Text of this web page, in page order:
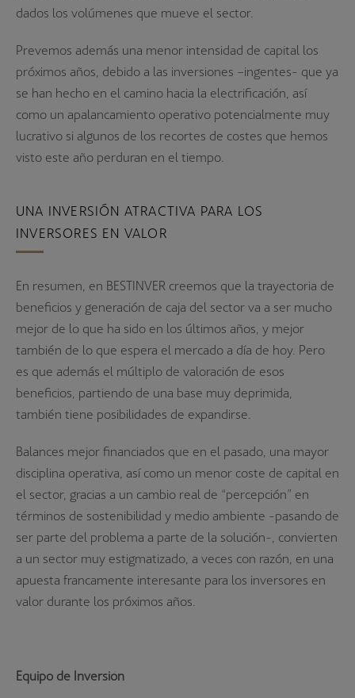
dados los volúmenes que mueve el sector.
Prevemos además una menor intensidad de capital los
próximos años, debido a las inversiones –ingentes- que ya
se han hecho en el camino hacia la electrificación, así
como un apalancamiento operativo potencialmente muy
lucrativo si algunos de los recortes de costes que hemos
visto este año perduran en el tiempo.
UNA INVERSIÓN ATRACTIVA PARA LOS
INVERSORES EN VALOR
En resumen, en BESTINVER creemos que la trayectoria de
beneficios y generación de caja del sector va a ser mucho
mejor de lo que ha sido en los últimos años, y mejor
también de lo que espera el mercado a día de hoy. Pero
es que además el múltiplo de valoración de esos
beneficios, partiendo de una base muy deprimida,
también tiene posibilidades de expandirse.
Balances mejor financiados que en el pasado, una mayor
disciplina operativa, así como un menor coste de capital en
el sector, gracias a un cambio real de “percepción” en
términos de sostenibilidad y medio ambiente -pasando de
ser parte del problema a parte de la solución-, convierten
a un sector muy estigmatizado, a veces con razón, en una
apuesta francamente interesante para los inversores en
valor durante los próximos años.
Equipo de Inversión